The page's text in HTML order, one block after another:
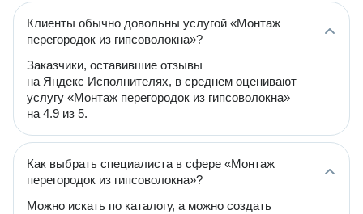
Клиенты обычно довольны услугой «Монтаж
перегородок из гипсоволокна»?
Заказчики, оставившие отзывы
на Яндекс Исполнителях, в среднем оценивают
услугу «Монтаж перегородок из гипсоволокна»
на 4.9 из 5.
Как выбрать специалиста в сфере «Монтаж
перегородок из гипсоволокна»?
Можно искать по каталогу, а можно создать